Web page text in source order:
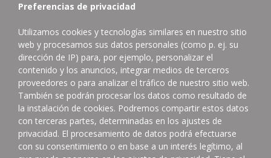
Distribuidor de productos de limpieza profesional.
Contacta con nosotros
624832402
Preferencias de privacidad
Utilizamos cookies y tecnologías similares en nuestro sitio
web y procesamos sus datos personales (como p. ej. su
dirección de IP) para, por ejemplo, personalizar el
contenido y los anuncios, integrar medios de terceros
proveedores o para analizar el tráfico de nuestro sitio web.
También se podrán procesar los datos como resultado de
la instalación de cookies. Podremos compartir estos datos
con terceras partes, determinadas en los ajustes de
privacidad. El procesamiento de datos podrá efectuarse
con su consentimiento o en base a un interés legítimo, al